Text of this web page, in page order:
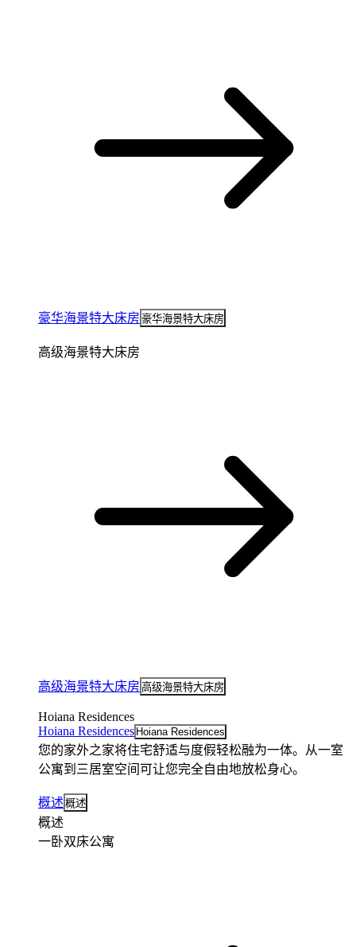
豪华海景特大床房 豪华海景特大床房
高级海景特大床房
高级海景特大床房 高级海景特大床房
Hoiana Residences
Hoiana Residences Hoiana Residences
您的家外之家将住宅舒适与度假轻松融为一体。从一室
公寓到三居室空间可让您完全自由地放松身心。
概述 概述
概述
一卧双床公寓